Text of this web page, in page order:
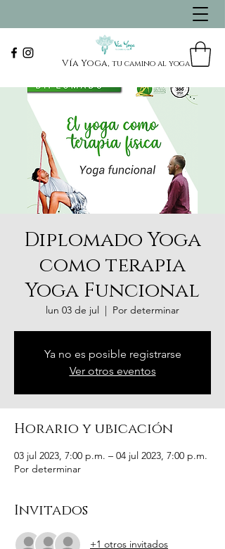
Vía Yoga, tu camino al yoga
Diplomado Yoga
como terapia
Yoga Funcional
lun 03 de jul
  |
Por determinar
Ya no es posible registrarse
Ver otros eventos
Horario y ubicación
03 jul 2023, 7:00 p.m. – 04 jul 2023, 7:00 p.m.
Por determinar
Invitados
+1 otros invitados